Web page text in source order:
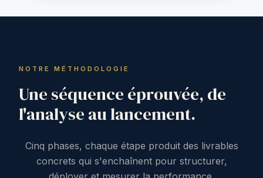
NOTRE MÉTHODOLOGIE
Une séquence éprouvée, de
l'analyse au lancement.
Cinq phases, chaque étape produit des livrables
concrets qui s'enchaînent pour structurer,